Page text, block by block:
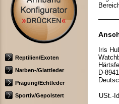
Reptilien/Exoten
Narben-/Glattleder
Prägung/Echtleder
Sportiv/Gepolstert
Iris
D-
USt.-